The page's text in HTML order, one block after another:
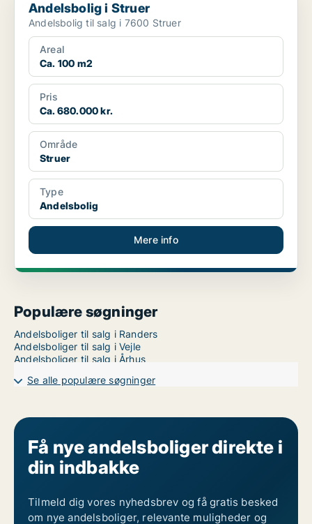
Andelsbolig i Struer
Andelsbolig til salg i 7600 Struer
Areal
Ca. 100 m2
Pris
Ca. 680.000 kr.
Område
Struer
Type
Andelsbolig
Mere info
Populære søgninger
Andelsboliger til salg i Randers
Andelsboliger til salg i Vejle
Andelsboliger til salg i Århus
Se alle populære søgninger
Få nye andelsboliger direkte i
din indbakke
Tilmeld dig vores nyhedsbrev og få gratis besked
om nye andelsboliger, relevante muligheder og